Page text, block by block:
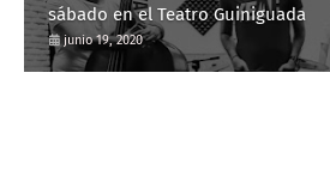
sábado en el Teatro Guiniguada
junio 19, 2020